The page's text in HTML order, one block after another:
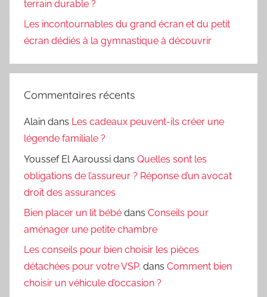
terrain durable ?
Les incontournables du grand écran et du petit
écran dédiés à la gymnastique à découvrir
Commentaires récents
Alain dans Les cadeaux peuvent-ils créer une
légende familiale ?
Youssef El Aaroussi dans Quelles sont les
obligations de l’assureur ? Réponse d’un avocat
droit des assurances
Bien placer un lit bébé dans Conseils pour
aménager une petite chambre
Les conseils pour bien choisir les pièces
détachées pour votre VSP. dans Comment bien
choisir un véhicule d’occasion ?